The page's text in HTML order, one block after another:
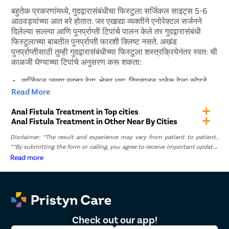
दर 87 ते 94 टक्के दरम्यान असतो. गुदद्वारासंबंधीचा फिस्टुलासाठी
लेसर शस्त्रक्रियेचा यशाचा दर आणखी जास्त आहे आणि 95 ते 99
टक्क्यांपर्यंत जाऊ शकतो. गुदद्वारासंबंधीचा फिस्टुलासाठी लेसर
शस्त्रक्रिया ही सर्वात सुरक्षित, अत्यंत प्रगत आणि सर्वात प्रभावी
उपचार पद्धती आहे.
बहुतेक प्रकरणांमध्ये, गुदद्वारासंबंधीचा फिस्टुला सर्जिकल साइट्स 5-6
आठवड्यांच्या आत बरे होतात. जर एखाद्या व्यक्तीने एनोरेक्टल सर्जनने
दिलेल्या सल्ल्या आणि पुनर्प्राप्ती टिपांचे पालन केले तर गुदद्वारासंबंधी
फिस्टुलाच्या बाबतीत पुनर्प्राप्ती फारशी क्लिष्ट नसते. अखंड
पुनर्प्राप्तीसाठी तुम्ही गुदद्वारासंबंधीच्या फिस्टुला शस्त्रक्रियेनंतर स्वत: ची
काळजी घेण्याच्या टिपांचे अनुसरण करू शकता:
सर्जिकल जखम स्वच्छ ठेवा. क्षेत्र धुवा, दिवसातून अनेक वेळा कोरडे
करा. परिसरात स्त्राव साचू देऊ नका.
स्पर्श करू नका. तुम्ही पेनकिलर आणि आयबुप्रोफेन यांसारख्या ओव्हर-
द-काउंटर गोळ्या देखील घेऊ शकता.
नियमित अंतराने जखमेची ड्रेसिंग बदला. साइटवरून पू स्त्राव होत
असल्यास, ड्रेसिंग बदलताना अत्यंत सौम्य व्हा.
हलक्या शारीरिक हालचालींमध्ये व्यस्त रहा. गतिहीन होऊ नका. सौम्य
व्यायामामुळे जखम लवकर बरी होण्यास मदत होईल.
गुदद्वारासंबंधीचा फिस्टुलासाठी लेसर
शस्त्रक्रियेनंतर पुनर्प्राप्तीची वेळ काय आहे?
Read More
Anal Fistula Treatment in Top cities
Anal Fistula Treatment in Other Near By Cities
Disclaimer: *The result and experience may vary from patient to patient..
**By submitting the form or calling, you agree to receive important updates
and marketing communications.
Read more
Check out our app!